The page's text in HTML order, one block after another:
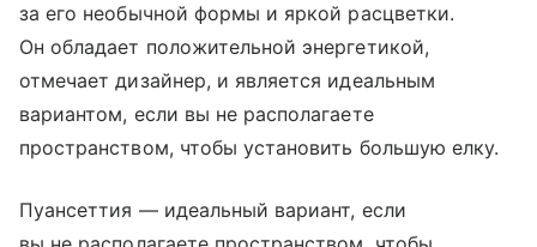
за его необычной формы и яркой расцветки.
Он обладает положительной энергетикой,
отмечает дизайнер, и является идеальным
вариантом, если вы не располагаете
пространством, чтобы установить большую елку.
Пуансеттия — идеальный вариант, если